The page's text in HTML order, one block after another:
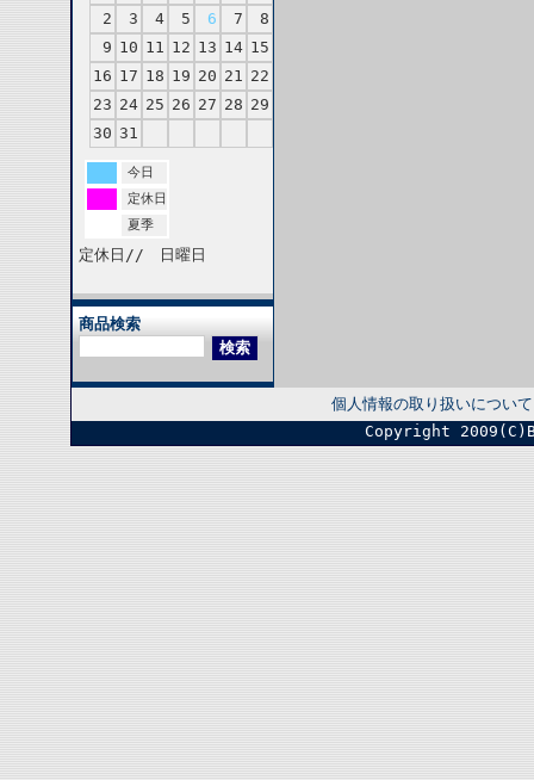
2
3 4 5 6 7
8
9 10 11 12 13 14 15
16 17 18 19 20 21 22
23 24 25 26 27 28 29
30 31
今日
定休日
夏季
定休日// 日曜日
商品検索
個人情報の取り扱いについて
Copyright